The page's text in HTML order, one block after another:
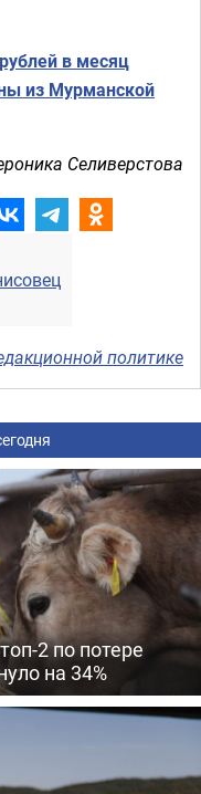
в месяц
из Мурманской
Селиверстова
политике
2 по потере
на 34%